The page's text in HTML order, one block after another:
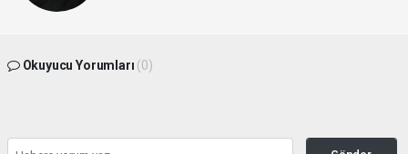
Okuyucu Yorumları (0)